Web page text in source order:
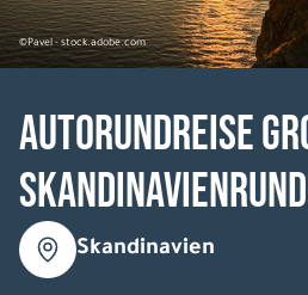
©Pavel - stock.adobe.com
Autorundreise
Skandinavien